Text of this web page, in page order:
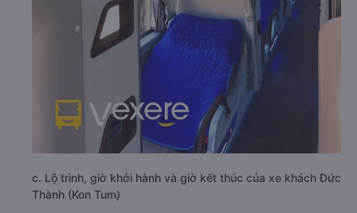
c. Lộ trình, giờ khởi hành và giờ kết thúc của xe khách Đức
Thành (Kon Tum)